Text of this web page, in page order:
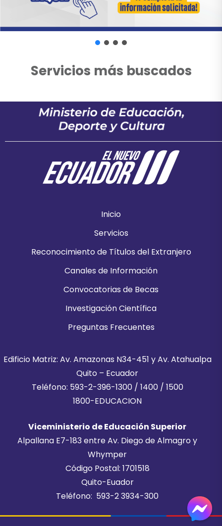
Servicios más buscados
Inicio
Servicios
Reconocimiento de Títulos del Extranjero
Canales de Información
Convocatorias de Becas
Investigación Científica
Preguntas Frecuentes
Edificio Matriz: Av. Amazonas N34-451 y Av. Atahualpa
Quito – Ecuador
Teléfono: 593-2-396-1300 / 1400 / 1500
1800-EDUCACION
Viceministerio de Educación Superior
Alpallana E7-183 entre Av. Diego de Almagro y
Whymper
Código Postal: 1701518
Quito-Euador
Teléfono: 593-2 3934-300